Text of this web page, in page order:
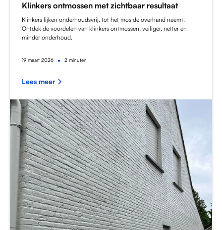
Klinkers ontmossen met zichtbaar resultaat
Klinkers lijken onderhoudsvrij, tot het mos de overhand neemt.
Ontdek de voordelen van klinkers ontmossen: veiliger, netter en
minder onderhoud.
19 maart 2026 • 2 minuten
Lees meer